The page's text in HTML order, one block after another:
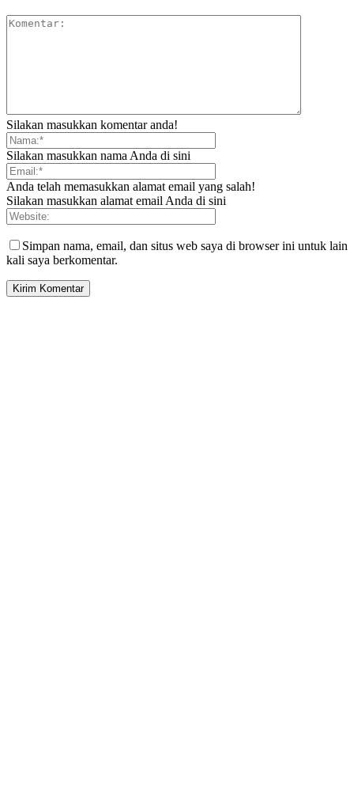
Silakan masukkan komentar anda!
Silakan masukkan nama Anda di sini
Anda telah memasukkan alamat email yang salah!
Silakan masukkan alamat email Anda di sini
Simpan nama, email, dan situs web saya di browser ini untuk lain
kali saya berkomentar.